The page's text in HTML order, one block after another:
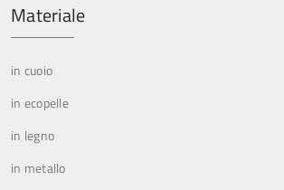
Materiale
in cuoio
in ecopelle
in legno
in metallo